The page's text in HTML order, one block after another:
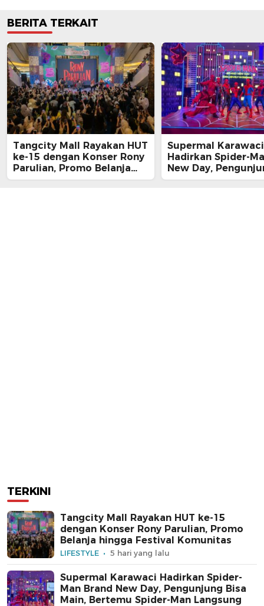
BERITA TERKAIT
Tangcity Mall Rayakan HUT
ke-15 dengan Konser Rony
Parulian, Promo Belanja
hingga Festival Komunitas
Supermal Karawaci
Hadirkan Spider-
New Day,
Main, Bertemu
TERKINI
Tangcity Mall Rayakan HUT ke-15
dengan Konser Rony Parulian, Promo
Belanja hingga Festival Komunitas
LIFESTYLE 5 hari yang lalu
Supermal Karawaci Hadirkan Spider-
Man Brand New Day, Pengunjung Bisa
Main, Bertemu Spider-Man Langsung